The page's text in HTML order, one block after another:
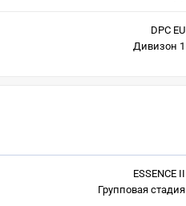
DPC EU
Дивизон 1
ESSENCE II
Групповая стадия